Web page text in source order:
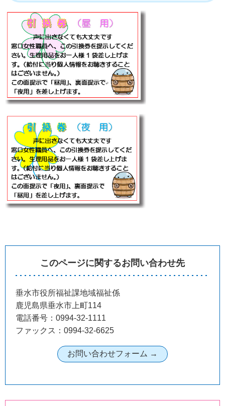
このページに関するお問い合わせ先
垂水市役所福祉課地域福祉係
鹿児島県垂水市上町114
電話番号：0994-32-1111
ファックス：0994-32-6625